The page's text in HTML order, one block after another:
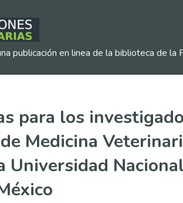
publicación en linea de la biblioteca de
para los
Medicina
Universidad